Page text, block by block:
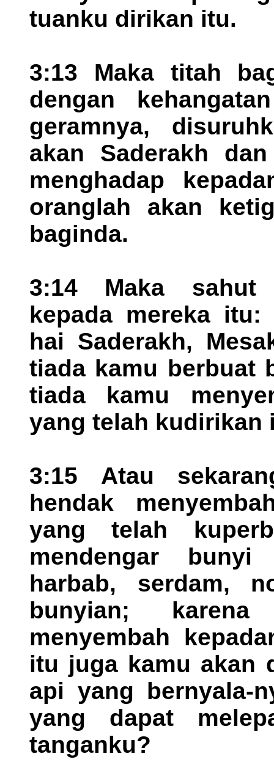
tuanku dirikan itu.
3:13 Maka titah
dengan
geramnya,
akan Saderakh
menghadap
oranglah akan
baginda.
3:14 Maka sahut
kepada mereka itu:
hai Saderakh,
tiada kamu berbuat
tiada kamu
yang telah kudirikan
3:15 Atau
hendak
yang telah
mendengar
harbab, serdam,
bunyian;
menyembah
itu juga kamu akan
api yang bernyala-
yang dapat
tanganku?